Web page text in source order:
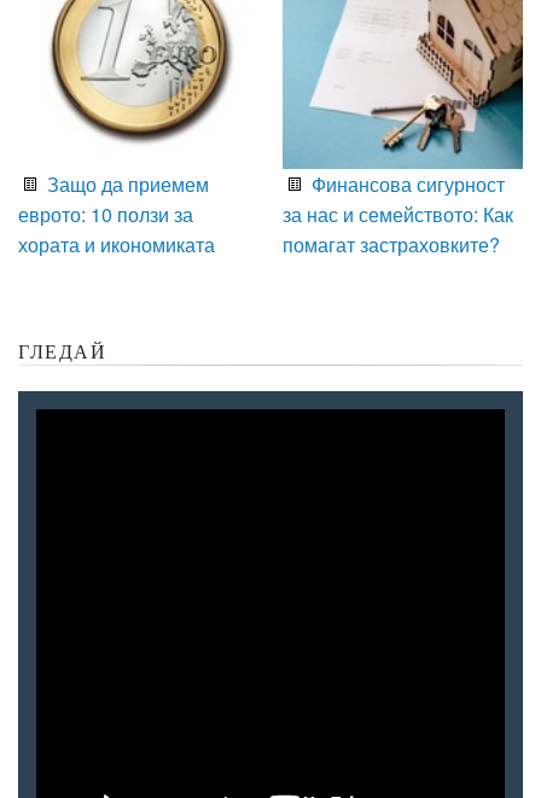
Защо да приемем
еврото: 10 ползи за
хората и икономиката
Финансова сигурност
за нас и семейството: Как
помагат застраховките?
ГЛЕДАЙ